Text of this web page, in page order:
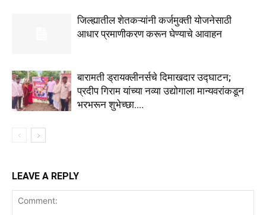
जिल्ह्यातील शेतकऱ्यांनी कर्जमुक्ती योजनेसाठी
आधार प्रमाणीकरण करून घेण्याचे आवाहन
बारामती ड्रायक्लीनर्सचे दिमाखदार उद्घाटन;
प्रदीप गिराम यांच्या नव्या उद्योगाला मान्यवरांकडून
भरभरून शुभेच्छा….
LEAVE A REPLY